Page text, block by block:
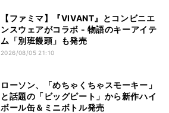
【ファミマ】『VIVANT』とコンビニエ
ンスウェアがコラボ - 物語のキーアイテ
ム「別班饅頭」も発売
2026/08/05 21:10
ローソン、「めちゃくちゃスモーキー」
と話題の「ビッグピート」から新作ハイ
ボール缶＆ミニボトル発売